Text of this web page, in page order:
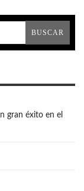
gran éxito en el